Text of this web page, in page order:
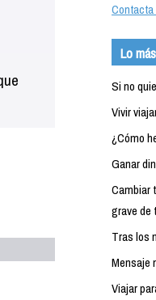
Lo
Si no
Vivir
¿Cómo
Ganar
Cambiar
grave de
Tras los
Mensaje
Viajar